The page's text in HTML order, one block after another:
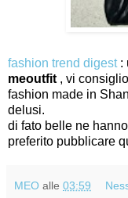
fashion trend digest:
meoutfit , vi
fashion made in
delusi.
di fato belle ne
preferito pubblicare
MEO alle 03:59